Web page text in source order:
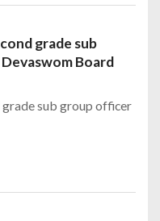
grade sub
Board
sub group officer